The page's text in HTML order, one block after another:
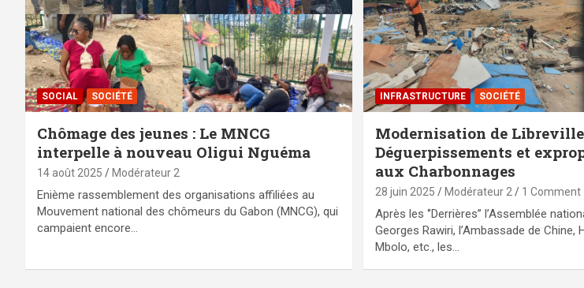
SOCIAL SOCIÉTÉ
Chômage des jeunes : Le MNCG
interpelle à nouveau Oligui Nguéma
14 août 2025 Modérateur 2
‎Enième rassemblement des organisations affiliées au
Mouvement national des chômeurs du Gabon (MNCG), qui
campaient encore…
⁠INFRASTRUCTURE SOCIÉTÉ
Modernisation de
Déguerpissements et
aux Charbonnages
28 juin 2025 Modérateur 2 1 Comment
Après les ‘’Derrières’’ l’Assemblée
Georges Rawiri, l’Ambassade de Chine,
Mbolo, etc., les…